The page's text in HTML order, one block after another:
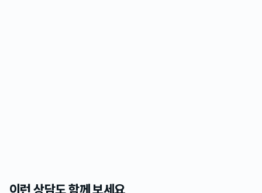
이런 상담도 함께 보세요